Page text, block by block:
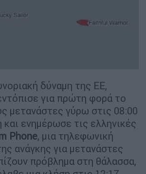
δύναμη της ΕΕ,
για πρώτη φορά το
μετανάστες γύρω στις 08:00
και ενημέρωσε τις ελληνικές
Phone, μια τηλεφωνική
ανάγκης για μετανάστες
πρόβλημα στη θάλασσα,